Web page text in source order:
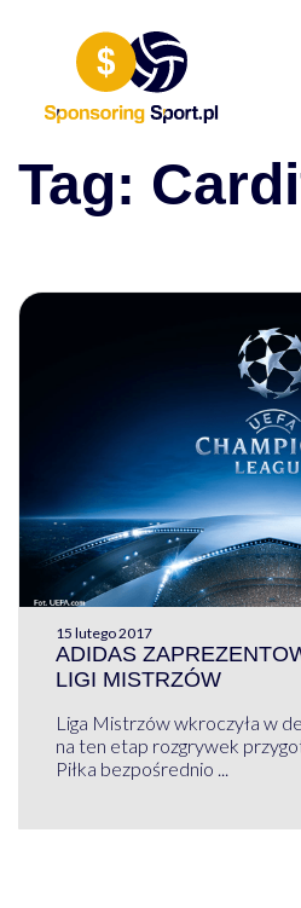
Tag:
15 lutego 2017
ADIDAS
LIGI MISTRZÓW
Liga Mistrzów wkroczyła w
na ten etap rozgrywek
Piłka bezpośrednio ...